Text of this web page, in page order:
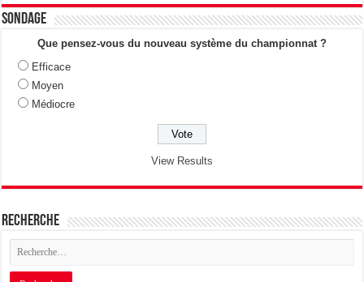
Sondage
Que pensez-vous du nouveau système du championnat ?
Efficace
Moyen
Médiocre
View Results
Recherche